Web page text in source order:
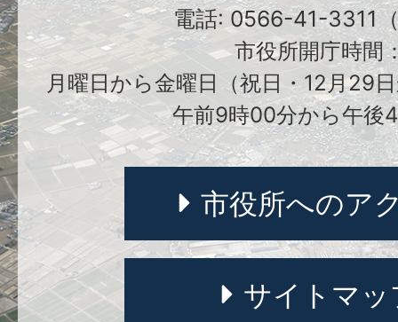
電話: 0566-41-3311
市役所開庁時間
月曜日から金曜日（祝日・12月29
午前9時00分から午後
市役所へのア
サイトマッ